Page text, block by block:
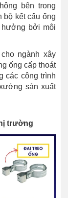
bên trong
bộ kết cấu ống
hưởng bởi môi
ngành xây
ống cấp thoát
các công trình
sản xuất
trường